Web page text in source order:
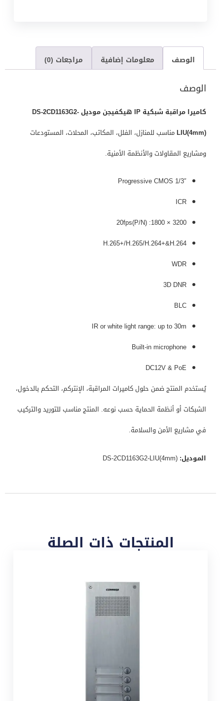
الوصف معلومات إضافية مراجعات (0)
الوصف
كاميرا مراقبة شبكية IP هيكفيجن موديل DS-2CD1163G2-
LIU(4mm)مناسب للمنازل، الفلل، المكاتب، المحلات، المستودعات
ومشاريع المقاولات والأنظمة الأمنية.
1/3″ Progressive CMOS
ICR
3200 × 1800: 20fps(P/N)
H.265+/H.265/H.264+&H.264
WDR
3D DNR
BLC
IR or white light range: up to 30m
Built-in microphone
DC12V & PoE
يُستخدم المنتج ضمن حلول كاميرات المراقبة، الإنتركم، التحكم بالدخول،
الشبكات أو أنظمة الحماية حسب نوعه. المنتج مناسب للتوريد والتركيب
في مشاريع الأمن والسلامة.
الموديل:
المنتجات ذات الصلة